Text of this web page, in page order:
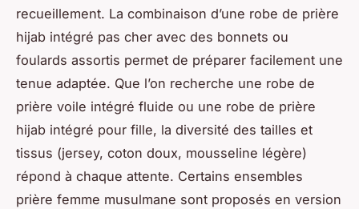
recueillement. La combinaison d’une robe de prière
hijab intégré pas cher avec des bonnets ou
foulards assortis permet de préparer facilement une
tenue adaptée. Que l’on recherche une robe de
prière voile intégré fluide ou une robe de prière
hijab intégré pour fille, la diversité des tailles et
tissus (jersey, coton doux, mousseline légère)
répond à chaque attente. Certains ensembles
prière femme musulmane sont proposés en version